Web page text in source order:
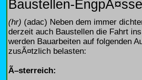
Baustellen-
(hr) (adac) Neben dem immer
derzeit auch Baustellen die Fahrt
werden Bauarbeiten auf folgenden
zusÃ¤tzlich belasten:
Ã–sterreich: